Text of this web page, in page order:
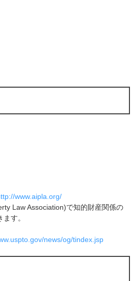
www.aipla.org/
Law Association)で知的財産関係の
す。
news/og/tindex.jsp